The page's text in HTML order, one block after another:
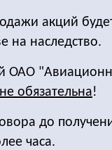
акций
на наследство.
ОАО
обязательна!
до
часа.